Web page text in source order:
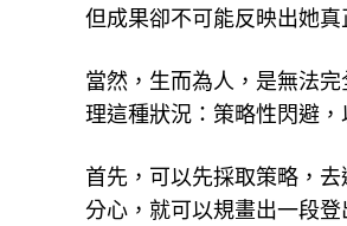
但成果卻不可能反映出她真
當然，生而為人，是無法
理這種狀況：策略性閃避
首先，可以先採取策略，
分心，就可以規畫出一段